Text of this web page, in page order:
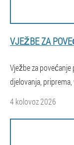
VJEŽBE ZA
Vježbe za
djelovanja,
4 kolovoz 2026